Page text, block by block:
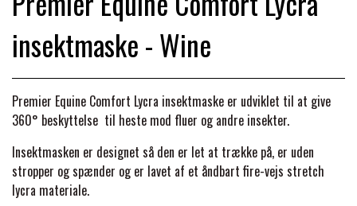
TERAPI PRODUKTER
STRØMPER
HUER & HALSTØRKLÆDER
GAVEARTIKLER VOKSNE
BØRN & JUNIOR
INSEKTBESKYTTELSE
TILSKUD & VITAMINER
STALD & FOLD
TRAVDÆKKEN & TILBEHØR
SKO & VÆRKTØJ
VOGNE & TILBEHØR
TRAV KUSK
PREMIER EQUINE LINERS & DÆKKEN
TILBEHØR
PREMIER EQUINE WALKER & RIDEDÆKKEN
PREMIER EQUINE INSEKTBESKYTTELSE
CARR & DAY & MARTIN
CUSTOM
DELTACAST
insektmaske - Wine
Premier Equine Comfort Lycra insektmaske er udviklet til at give
360° beskyttelse til heste mod fluer og andre insekter.
Insektmasken er designet så den er let at trække på, er uden
stropper og spænder og er lavet af et åndbart fire-vejs stretch
lycra materiale.